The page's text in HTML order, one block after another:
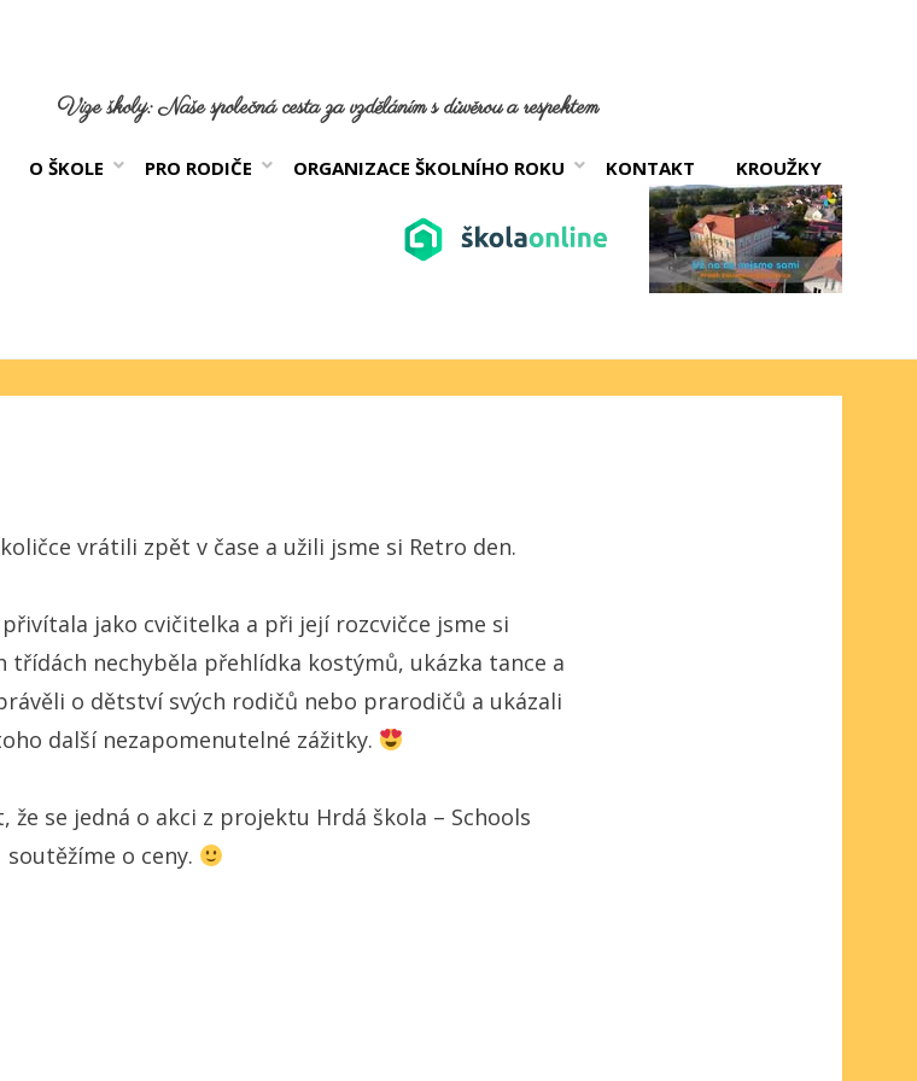
Vize školy: Naše společná cesta za vzděláním s důvěrou a respektem
O ŠKOLE PRO RODIČE ORGANIZACE ŠKOLNÍHO ROKU KONTAKT KROUŽKY
vrátili zpět v čase a užili jsme si Retro den.
jako cvičitelka a při její rozcvičce jsme si
třídách nechyběla přehlídka kostýmů, ukázka tance a
o dětství svých rodičů nebo prarodičů a ukázali
další nezapomenutelné zážitky.
se jedná o akci z projektu Hrdá škola – Schools
o ceny.